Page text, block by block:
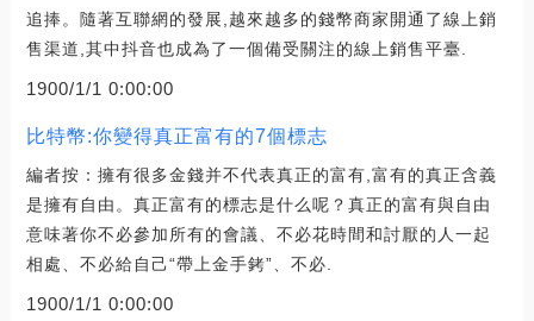
追捧。隨著互聯網的發展,越來越多的錢幣商家開通了線上銷
售渠道,其中抖音也成為了一個備受關注的線上銷售平臺.
1900/1/1 0:00:00
比特幣:你變得真正富有的7個標志
編者按：擁有很多金錢并不代表真正的富有,富有的真正含義
是擁有自由。真正富有的標志是什么呢？真正的富有與自由
意味著你不必參加所有的會議、不必花時間和討厭的人一起
相處、不必給自己“帶上金手銬”、不必.
1900/1/1 0:00:00